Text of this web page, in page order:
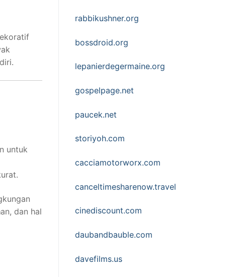
untuk
dan hal
rabbikushner.org
bossdroid.org
lepanierdegermaine.org
gospelpage.net
paucek.net
storiyoh.com
cacciamotorworx.com
canceltimesharenow.travel
cinediscount.com
daubandbauble.com
davefilms.us